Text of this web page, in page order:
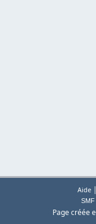
Aide|
Page créée